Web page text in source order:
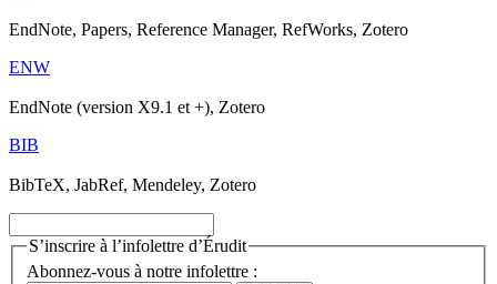
EndNote, Papers, Reference Manager, RefWorks, Zotero
ENW
EndNote (version X9.1 et +), Zotero
BIB
BibTeX, JabRef, Mendeley, Zotero
S’inscrire à l’infolettre d’Érudit
Abonnez-vous à notre infolettre :